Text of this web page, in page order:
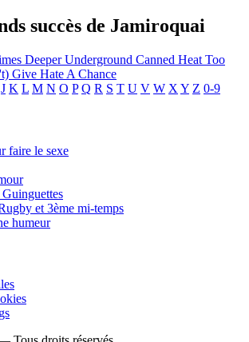
succès de Jamiroquai
Deeper Underground Canned Heat Too
Give Hate A Chance
J K L M N O P Q R S T U V W X Y Z 0-9
faire le sexe
Guinguettes
et 3ème mi-temps
humeur